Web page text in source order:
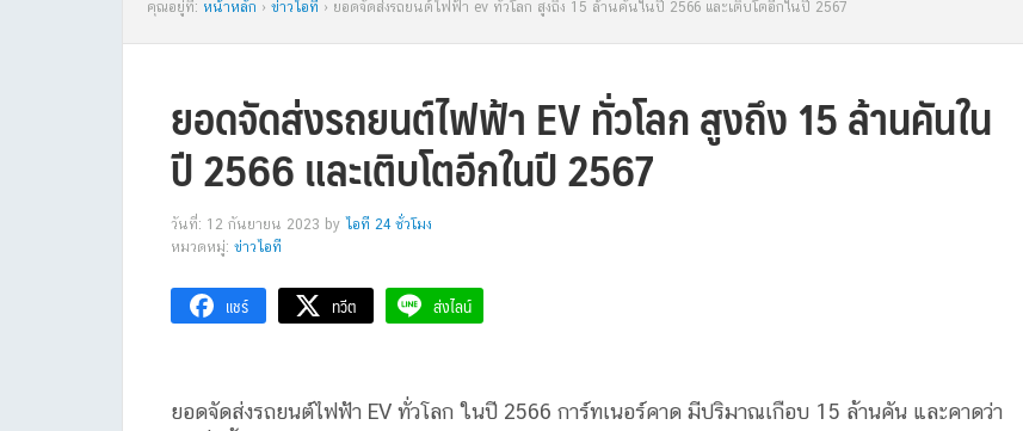
คุณอยู่ที่: หน้าหลัก › ข่าวไอที › ยอดจัดส่งรถยนต์ไฟฟ้า ev ทั่วโลก สูงถึง 15 ล้านคันในปี 2566 และเติบโตอีกในปี 2567
ยอดจัดส่งรถยนต์ไฟฟ้า EV ทั่วโลก สูงถึง 15 ล้านคันใน
ปี 2566 และเติบโตอีกในปี 2567
วันที่: 12 กันยายน 2023 by ไอที 24 ชั่วโมง
หมวดหมู่: ข่าวไอที
แชร์ ทวีต ส่งไลน์
ยอดจัดส่งรถยนต์ไฟฟ้า EV ทั่วโลก ในปี 2566 การ์ทเนอร์คาด มีปริมาณเกือบ 15 ล้านคัน และคาดว่า